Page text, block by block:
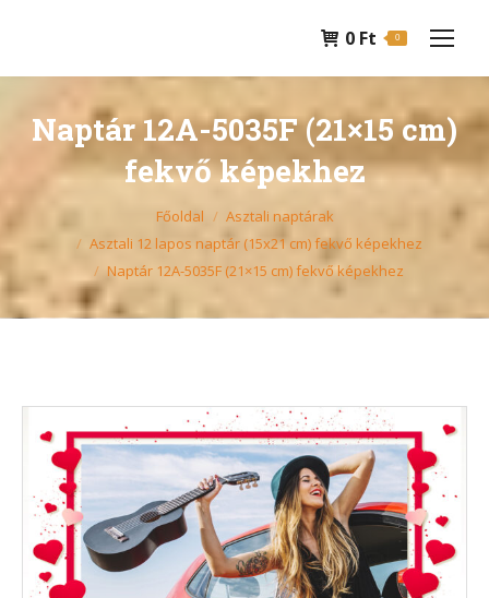
0 Ft 0
Naptár 12A-5035F (21×15 cm)
fekvő képekhez
You are here: Főoldal
Asztali naptárak
Asztali 12 lapos naptár (15x21 cm) fekvő képekhez
Naptár 12A-5035F (21×15 cm) fekvő képekhez